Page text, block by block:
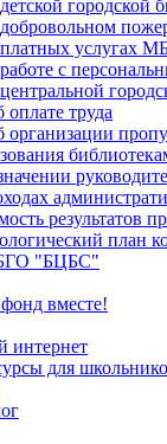
городской
услугах
с
труда
результатов
план
"БЦБС"
вместе!
интернет
для